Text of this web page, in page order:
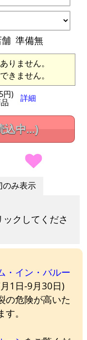
準備無
りません。
きません。
円) 詳細
込中...)
のみ表示
ックしてくださ
・イン・バルー
1日-9月30日)
の危険が高いた
。